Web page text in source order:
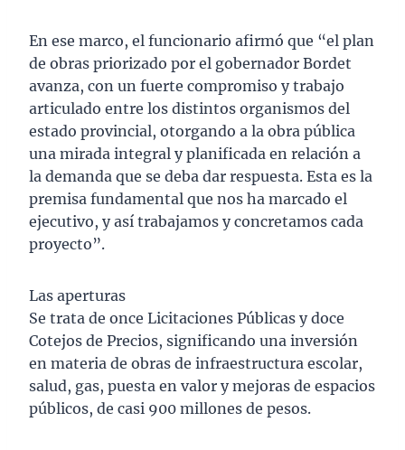
En ese marco, el funcionario afirmó que “el plan
de obras priorizado por el gobernador Bordet
avanza, con un fuerte compromiso y trabajo
articulado entre los distintos organismos del
estado provincial, otorgando a la obra pública
una mirada integral y planificada en relación a
la demanda que se deba dar respuesta. Esta es la
premisa fundamental que nos ha marcado el
ejecutivo, y así trabajamos y concretamos cada
proyecto”.
Las aperturas
Se trata de once Licitaciones Públicas y doce
Cotejos de Precios, significando una inversión
en materia de obras de infraestructura escolar,
salud, gas, puesta en valor y mejoras de espacios
públicos, de casi 900 millones de pesos.